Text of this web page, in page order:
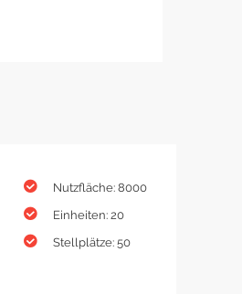
Nutzfläche: 8000
Einheiten: 20
Stellplätze: 50